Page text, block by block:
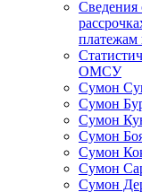
Сведения
ОМСУ
Сумон
Сумон
Сумон
Сумон
Сумон
Сумон
Сумон